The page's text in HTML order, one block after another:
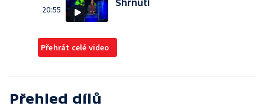
20:55
Shrnutí
Přehrát celé video
Přehled dílů